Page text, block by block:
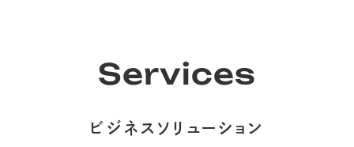
Services
ビジネスソリューション